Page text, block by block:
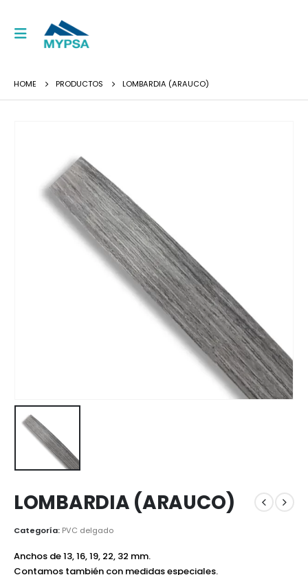
HOME PRODUCTOS LOMBARDIA (ARAUCO)
LOMBARDIA (ARAUCO)
Categoría: PVC delgado
Anchos de 13, 16, 19, 22, 32 mm.
Contamos también con medidas especiales.